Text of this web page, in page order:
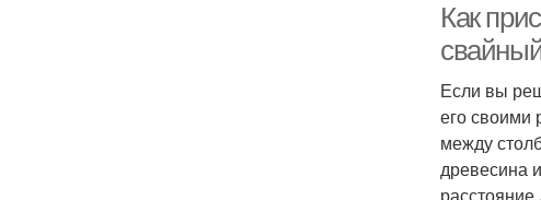
Как
Если вы
его своими
между
древесина